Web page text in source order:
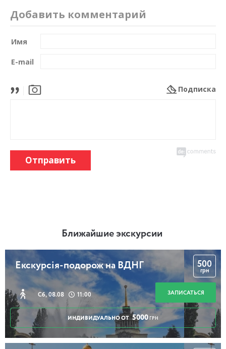
Добавить комментарий
Имя
E-mail
Подписка
Отправить
Ближайшие экскурсии
Екскурсія-подорож на ВДНГ
Сб, 08.08 11:00
500
грн
ЗАПИСАТЬСЯ
ИНДИВИДУАЛЬНО ОТ 5000 ГРН